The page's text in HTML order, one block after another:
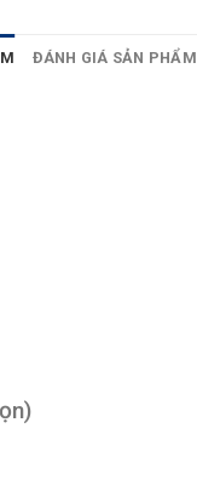
ĐÁNH GIÁ SẢN PHẨM